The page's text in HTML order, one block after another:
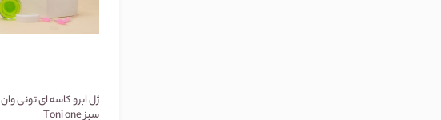
ژل ابرو کاسه ای تونی وان
سبز Toni one